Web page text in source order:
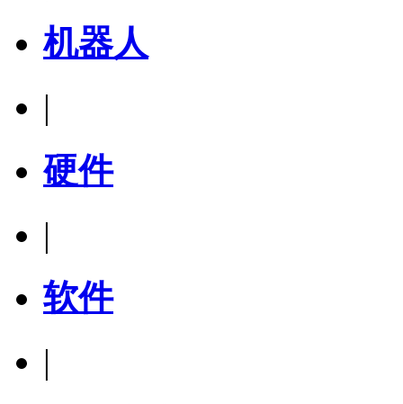
机器人
|
硬件
|
软件
|